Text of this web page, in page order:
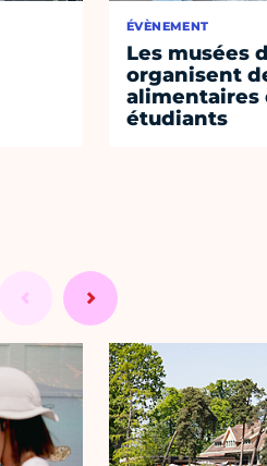
ÉVÈNEMENT
Les musées
organisent
alimentaires
étudiants